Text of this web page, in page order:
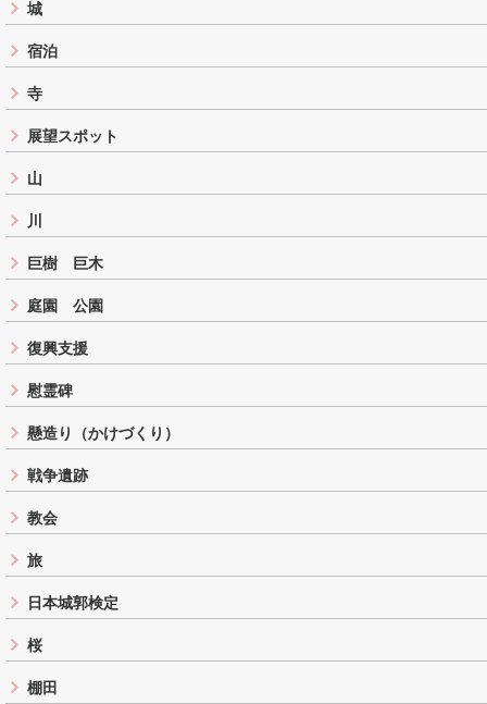
城
宿泊
寺
展望スポット
山
川
巨樹 巨木
庭園 公園
復興支援
慰霊碑
懸造り（かけづくり）
戦争遺跡
教会
旅
日本城郭検定
桜
棚田